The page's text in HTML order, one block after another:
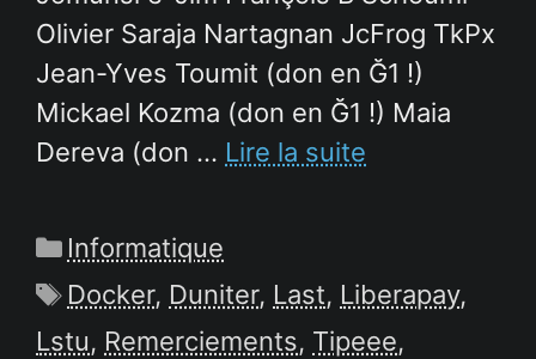
Olivier Saraja Nartagnan JcFrog TkPx
Jean-Yves Toumit (don en Ğ1 !)
Mickael Kozma (don en Ğ1 !) Maia
Dereva (don … Lire la suite
Catégories
Informatique
Étiquettes
Docker, Duniter, Last, Liberapay,
Lstu, Remerciements, Tipeee,